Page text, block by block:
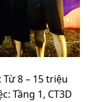
8 – 15 triệu
Tầng 1, CT3D